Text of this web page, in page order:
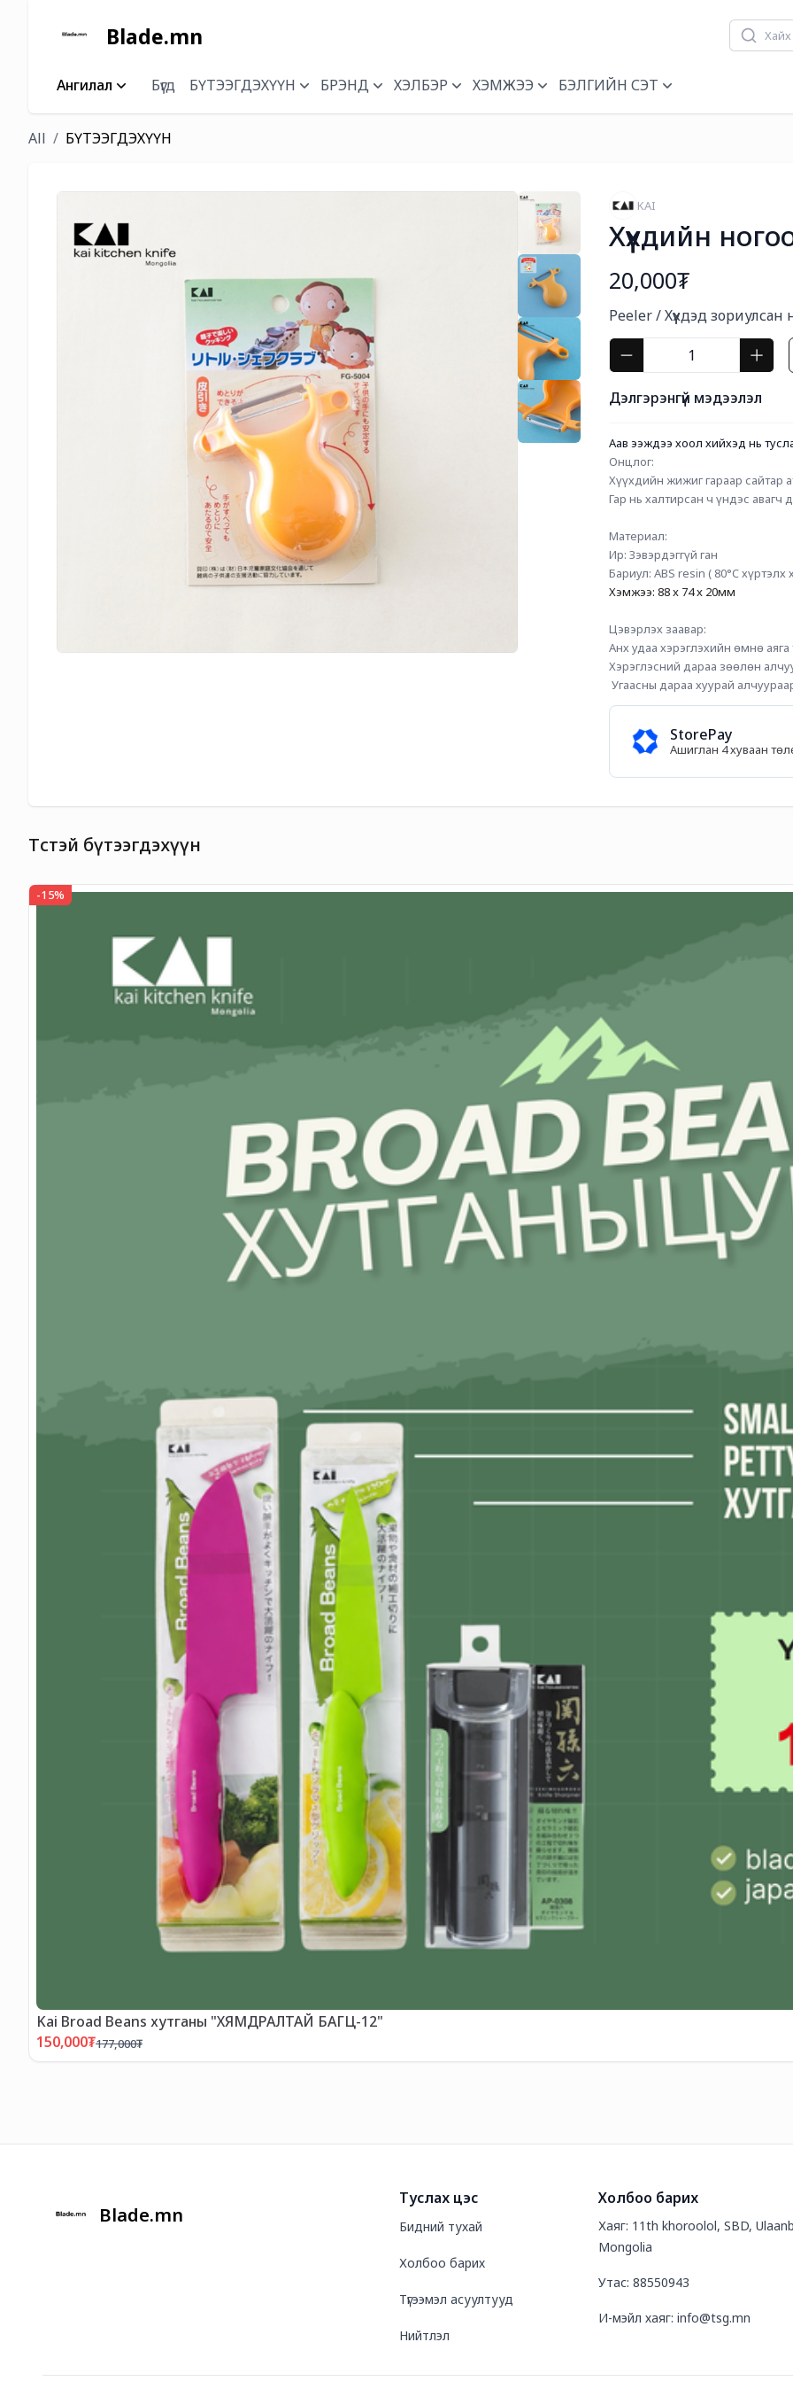
Blade.mn
Ангилал Бүгд БҮТЭЭГДЭХҮҮН БРЭНД ХЭЛБЭР ХЭМЖЭЭ БЭЛГИЙН СЭТ
All БҮТЭЭГДЭХҮҮН
KAI
Хүүхдийн
20,000₮
Peeler / Хүүхдэд зориулсан
Дэлгэрэнгүй мэдээлэл
Аав ээждээ хоол хийхэд нь
Онцлог:
Хүүхдийн жижиг гараар сайтар
Гар нь халтирсан ч үндэс авагч
Материал:
Ир: Зэвэрдэггүй ган
Бариул: ABS resin ( 80°C
Хэмжээ: 88 x 74 x 20мм
Цэвэрлэх заавар:
Анх удаа хэрэглэхийн өмнө аяга
Хэрэглэсний дараа зөөлөн
Угаасны дараа хуурай
StorePay
Ашиглан 4 хуваан
Төстэй бүтээгдэхүүн
-15%
Kai Broad Beans хутганы "ХЯМДРАЛТАЙ БАГЦ-12"
150,000₮177,000₮
Blade.mn
Туслах цэс
Бидний тухай
Холбоо барих
Түгээмэл асуултууд
Нийтлэл
Холбоо барих
Хаяг: 11th khoroolol, SBD,
Mongolia
Утас: 88550943
И-мэйл хаяг: info@tsg.mn